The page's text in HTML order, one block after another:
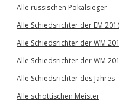
Alle russischen Pokalsieger
Alle Schiedsrichter der EM
Alle Schiedsrichter der WM
Alle Schiedsrichter der WM
Alle Schiedsrichter des Jahres
Alle schottischen Meister